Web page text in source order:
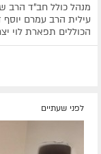
מנהל כולל חב"ד הרב
עילית הרב עמרם
הכוללים תפארת לוי
לפני שעתיים